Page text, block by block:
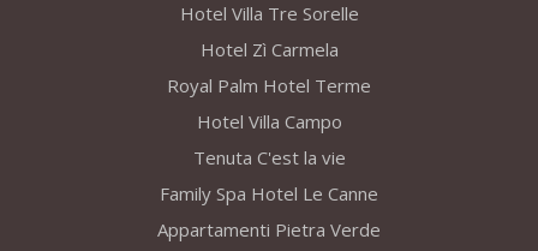
Hotel Villa Tre Sorelle
Hotel Zì Carmela
Royal Palm Hotel Terme
Hotel Villa Campo
Tenuta C'est la vie
Family Spa Hotel Le Canne
Appartamenti Pietra Verde